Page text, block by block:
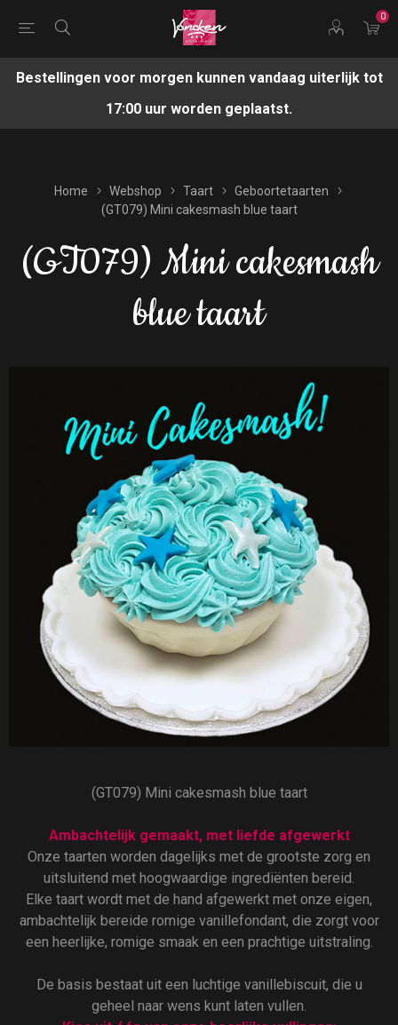
0
Bestellingen voor morgen kunnen vandaag uiterlijk tot
17:00 uur worden geplaatst.
Home Webshop Taart
Geboortetaarten
(GT079) Mini cakesmash blue taart
(GT079) Mini cakesmash
blue taart
(GT079) Mini cakesmash blue taart
Ambachtelijk gemaakt, met liefde afgewerkt
Onze taarten worden dagelijks met de grootste zorg en
uitsluitend met hoogwaardige ingrediënten bereid.
Elke taart wordt met de hand afgewerkt met onze eigen,
ambachtelijk bereide romige vanillefondant, die zorgt voor
een heerlijke, romige smaak en een prachtige uitstraling.
De basis bestaat uit een luchtige vanillebiscuit, die u
geheel naar wens kunt laten vullen.